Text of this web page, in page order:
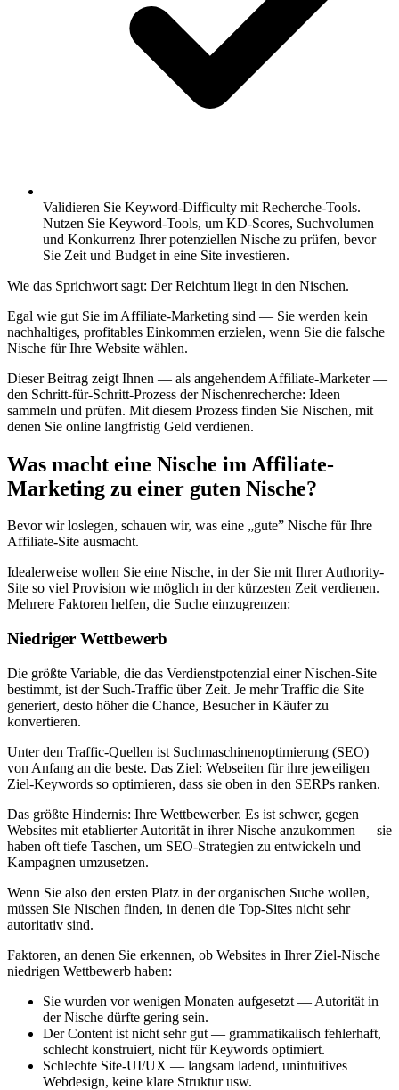
Validieren Sie Keyword-Difficulty mit Recherche-Tools.
Nutzen Sie Keyword-Tools, um KD-Scores, Suchvolumen
und Konkurrenz Ihrer potenziellen Nische zu prüfen, bevor
Sie Zeit und Budget in eine Site investieren.
Wie das Sprichwort sagt: Der Reichtum liegt in den Nischen.
Egal wie gut Sie im Affiliate-Marketing sind — Sie werden kein
nachhaltiges, profitables Einkommen erzielen, wenn Sie die falsche
Nische für Ihre Website wählen.
Dieser Beitrag zeigt Ihnen — als angehendem Affiliate-Marketer —
den Schritt-für-Schritt-Prozess der Nischenrecherche: Ideen
sammeln und prüfen. Mit diesem Prozess finden Sie Nischen, mit
denen Sie online langfristig Geld verdienen.
Was macht eine Nische im Affiliate-
Marketing zu einer guten Nische?
Bevor wir loslegen, schauen wir, was eine „gute” Nische für Ihre
Affiliate-Site ausmacht.
Idealerweise wollen Sie eine Nische, in der Sie mit Ihrer Authority-
Site so viel Provision wie möglich in der kürzesten Zeit verdienen.
Mehrere Faktoren helfen, die Suche einzugrenzen:
Niedriger Wettbewerb
Die größte Variable, die das Verdienstpotenzial einer Nischen-Site
bestimmt, ist der Such-Traffic über Zeit. Je mehr Traffic die Site
generiert, desto höher die Chance, Besucher in Käufer zu
konvertieren.
Unter den Traffic-Quellen ist Suchmaschinenoptimierung (SEO)
von Anfang an die beste. Das Ziel: Webseiten für ihre jeweiligen
Ziel-Keywords so optimieren, dass sie oben in den SERPs ranken.
Das größte Hindernis: Ihre Wettbewerber. Es ist schwer, gegen
Websites mit etablierter Autorität in ihrer Nische anzukommen — sie
haben oft tiefe Taschen, um SEO-Strategien zu entwickeln und
Kampagnen umzusetzen.
Wenn Sie also den ersten Platz in der organischen Suche wollen,
müssen Sie Nischen finden, in denen die Top-Sites nicht sehr
autoritativ sind.
Faktoren, an denen Sie erkennen, ob Websites in Ihrer Ziel-Nische
niedrigen Wettbewerb haben:
Sie wurden vor wenigen Monaten aufgesetzt — Autorität in
der Nische dürfte gering sein.
Der Content ist nicht sehr gut — grammatikalisch fehlerhaft,
schlecht konstruiert, nicht für Keywords optimiert.
Schlechte Site-UI/UX — langsam ladend, unintuitives
Webdesign, keine klare Struktur usw.